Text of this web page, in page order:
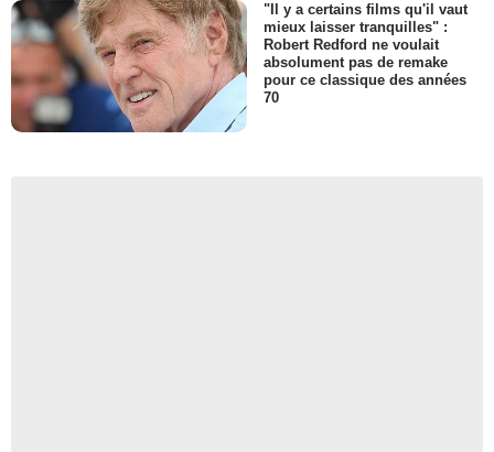
"Il y a certains films qu'il vaut
mieux laisser tranquilles" :
Robert Redford ne voulait
absolument pas de remake
pour ce classique des années
70